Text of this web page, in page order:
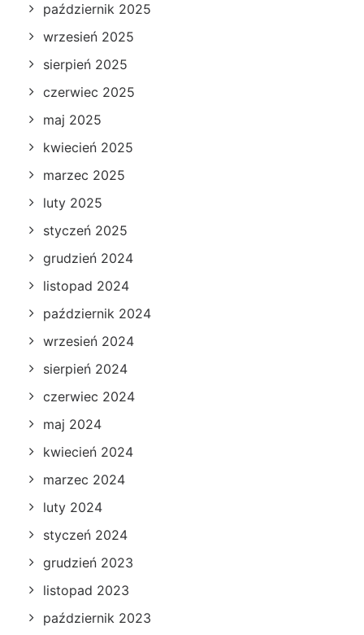
październik 2025
wrzesień 2025
sierpień 2025
czerwiec 2025
maj 2025
kwiecień 2025
marzec 2025
luty 2025
styczeń 2025
grudzień 2024
listopad 2024
październik 2024
wrzesień 2024
sierpień 2024
czerwiec 2024
maj 2024
kwiecień 2024
marzec 2024
luty 2024
styczeń 2024
grudzień 2023
listopad 2023
październik 2023